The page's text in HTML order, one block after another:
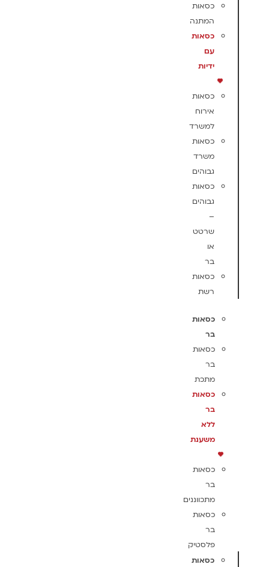
כסאות
המתנה
כסאות
עם
ידיות
כסאות
אירוח
למשרד
כסאות
משרד
גבוהים
כסאות
גבוהים
–
שרטט
או
בר
כסאות
רשת
כסאות
בר
כסאות
בר
מתכת
כסאות
בר
ללא
משענת
כסאות
בר
מתכווננים
כסאות
בר
פלסטיק
כסאות